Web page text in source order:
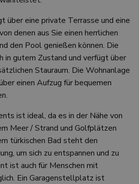
über eine private Terrasse und eine
denen aus Sie einen herrlichen
den Pool genießen können. Die
in gutem Zustand und verfügt über
Stauraum. Die Wohnanlage
einen Aufzug für bequemen
ist ideal, da es in der Nähe von
Meer / Strand und Golfplätzen
türkischen Bad steht den
um sich zu entspannen und zu
ist auch für Menschen mit
Ein Garagenstellplatz ist